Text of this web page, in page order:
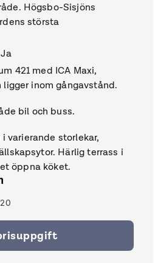
Högsbo-Sisjöns
största
Ja
421 med ICA Maxi,
ligger inom gångavstånd.
bil och buss.
varierande storlekar,
Härlig terrass i
öppna köket.